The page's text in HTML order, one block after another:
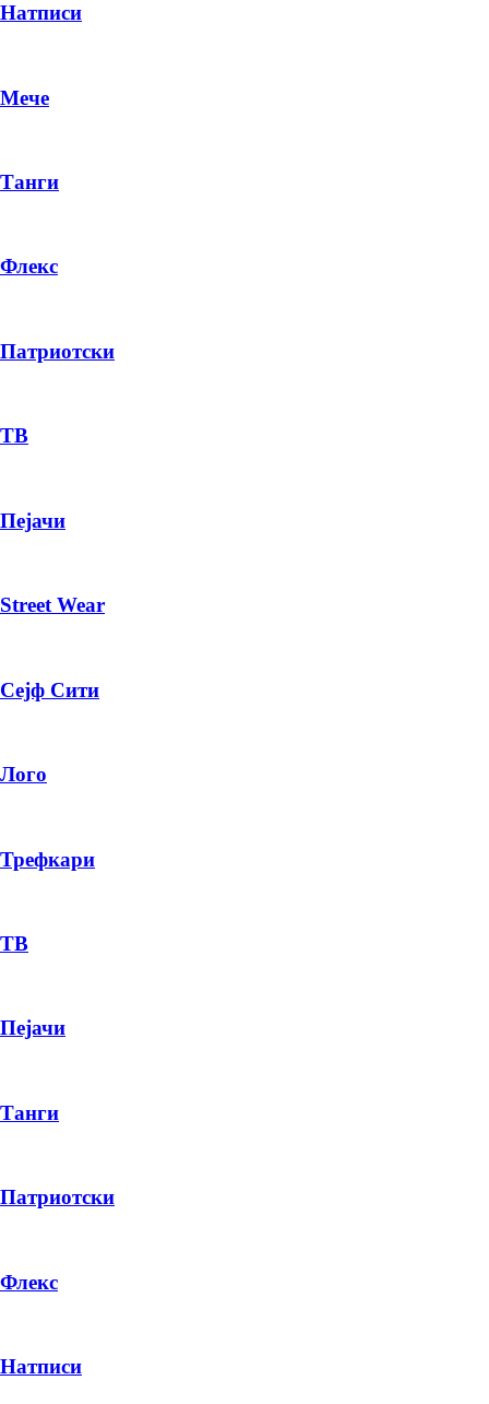
PRODUCT
ПЛАТИ ПРИ ДОСТАВА ВО КЕШ
Натписи
Мече
Танги
Флекс
Патриотски
ТВ
Пејачи
Street Wear
Сејф Сити
Лого
Трефкари
ТВ
Пејачи
Танги
Патриотски
Флекс
Натписи